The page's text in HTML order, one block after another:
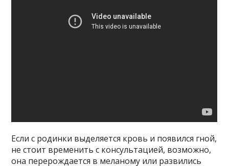
Если с родинки выделяется кровь и появился гной,
не стоит временить с консультацией, возможно,
она перерождается в меланому или развились